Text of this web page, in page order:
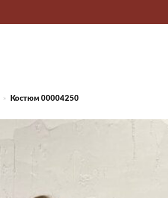
» Костюм 00004250